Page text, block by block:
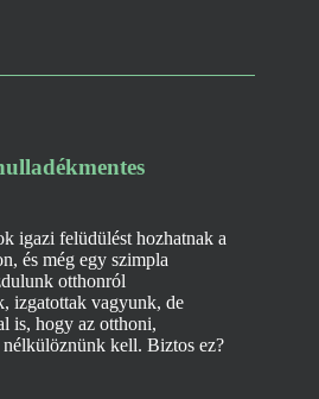
igazi felüdülést hozhatnak a
és még egy szimpla
otthonról
izgatottak vagyunk, de
is, hogy az otthoni,
kell. Biztos ez?